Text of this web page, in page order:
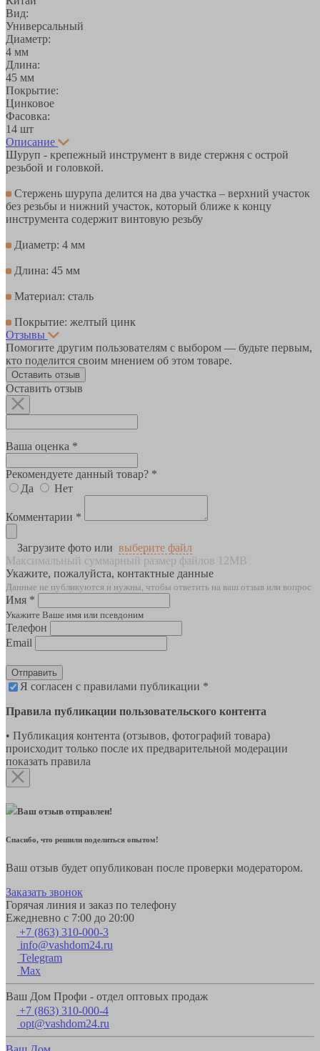
Вид:
Универсальный
Диаметр:
4 мм
Длина:
45 мм
Покрытие:
Цинковое
Фасовка:
14 шт
Описание
Шуруп - крепежный инструмент в виде стержня с острой
резьбой и головкой.
Стержень шурупа делится на два участка – верхний участок
без резьбы и нижний участок, который ближе к концу
инструмента содержит винтовую резьбу
Диаметр: 4 мм
Длина: 45 мм
Материал: сталь
Покрытие: желтый цинк
Отзывы
Помогите другим пользователям с выбором — будьте первым,
кто поделится своим мнением об этом товаре.
Оставить отзыв
Оставить отзыв
Ваша оценка *
Рекомендуете данный товар? *
Да
Нет
Комментарии *
Загрузите фото или выберите файл
Максимальный суммарный размер файлов 12MB
Укажите, пожалуйста, контактные данные
Данные не публикуются и нужны, чтобы ответить на ваш отзыв или вопрос
Имя *
Укажите Ваше имя или псевдоним
Телефон
Email
Отправить
Я согласен с правилами публикации *
Правила публикации пользовательского контента
• Публикация контента (отзывов, фотографий товара)
происходит только после их предварительной модерации
показать правила
Ваш отзыв отправлен!
Спасибо, что решили поделиться опытом!
Ваш отзыв будет опубликован после проверки модератором.
Заказать звонок
Горячая линия и заказ по телефону
Ежедневно с 7:00 до 20:00
+7 (863) 310-000-3
info@vashdom24.ru
Telegram
Max
Ваш Дом Профи - отдел оптовых продаж
+7 (863) 310-000-4
opt@vashdom24.ru